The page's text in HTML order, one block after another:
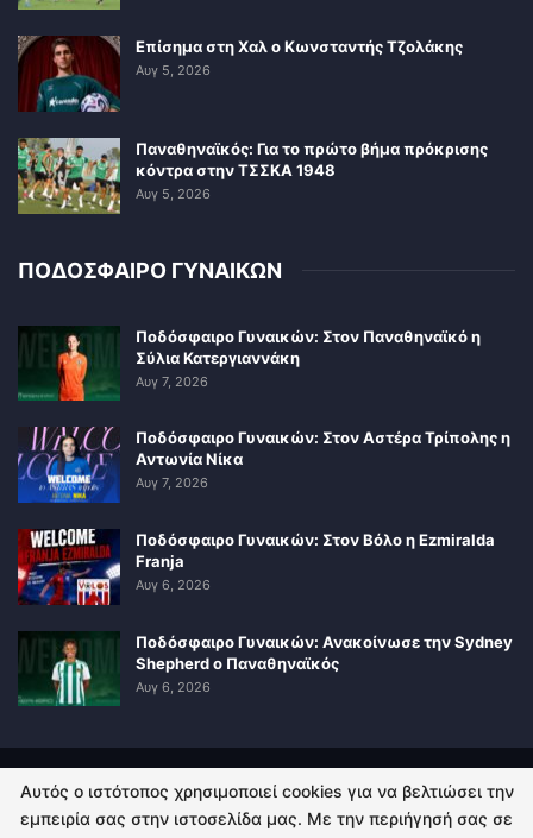
Επίσημα στη Χαλ ο Κωνσταντής Τζολάκης
Αυγ 5, 2026
Παναθηναϊκός: Για το πρώτο βήμα πρόκρισης
κόντρα στην ΤΣΣΚΑ 1948
Αυγ 5, 2026
ΠΟΔΟΣΦΑΙΡΟ ΓΥΝΑΙΚΩΝ
Ποδόσφαιρο Γυναικών: Στον Παναθηναϊκό η
Σύλια Κατεργιαννάκη
Αυγ 7, 2026
Ποδόσφαιρο Γυναικών: Στον Αστέρα Τρίπολης η
Αντωνία Νίκα
Αυγ 7, 2026
Ποδόσφαιρο Γυναικών: Στον Βόλο η Ezmiralda
Franja
Αυγ 6, 2026
Ποδόσφαιρο Γυναικών: Ανακοίνωσε την Sydney
Shepherd ο Παναθηναϊκός
Αυγ 6, 2026
ΠΟΛΙΤΙΚΗ ΑΠΟΡΡΗΤΟΥ ΕΠΙΚΟΙΝΩΝΙΑ
Αυτός ο ιστότοπος χρησιμοποιεί cookies για να βελτιώσει την
εμπειρία σας στην ιστοσελίδα μας. Με την περιήγησή σας σε